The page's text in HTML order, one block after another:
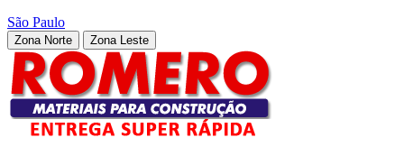
São Paulo
Zona Norte Zona Leste